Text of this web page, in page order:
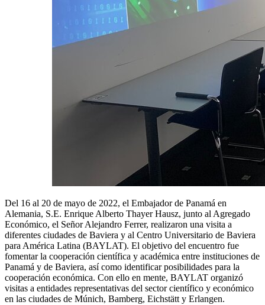
Del 16 al 20 de mayo de 2022, el Embajador de Panamá en
Alemania, S.E. Enrique Alberto Thayer Hausz, junto al Agregado
Económico, el Señor Alejandro Ferrer, realizaron una visita a
diferentes ciudades de Baviera y al Centro Universitario de Baviera
para América Latina (BAYLAT). El objetivo del encuentro fue
fomentar la cooperación científica y académica entre instituciones de
Panamá y de Baviera, así como identificar posibilidades para la
cooperación económica. Con ello en mente, BAYLAT organizó
visitas a entidades representativas del sector científico y económico
en las ciudades de Múnich, Bamberg, Eichstätt y Erlangen.